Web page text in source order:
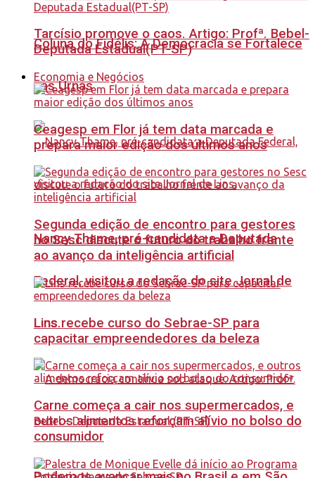
Coluna do Fidélis: A Democracia se Fortalece
nas Urnas
Nancy Thame, pré-candidata a Deputada
Federal, visitou a redação do site Jornal de
Lins.
Tarcísio promove o caos. Artigo: Profª. Bebel-
Deputada Estadual(PT-SP)
Economia e Negócios
Ceagesp em Flor já tem data marcada e
prepara maior edição dos últimos anos
Segunda edição de encontro para gestores
no Sesc discute o futuro do trabalho frente
ao avanço da inteligência artificial
Lins recebe curso do Sebrae-SP para
capacitar empreendedores da beleza
Carne começa a cair nos supermercados, e
outros alimentos reforçam alívio no bolso do
consumidor